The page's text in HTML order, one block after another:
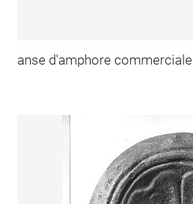
anse d'amphore commerciale